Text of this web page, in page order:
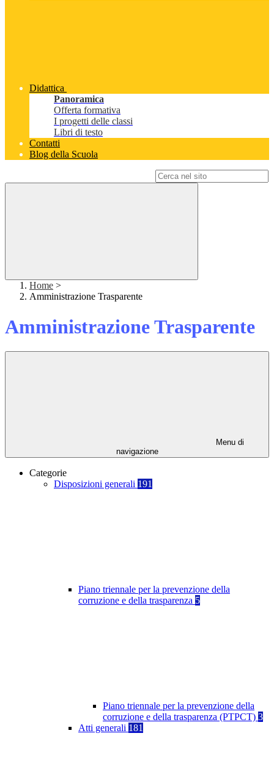
Didattica
Panoramica
Offerta formativa
I progetti delle classi
Libri di testo
Contatti
Blog della Scuola
Home >
Amministrazione Trasparente
Amministrazione Trasparente
Menu di
navigazione
Categorie
Disposizioni generali 191
Piano triennale per la prevenzione della
corruzione e della trasparenza 5
Piano triennale per la prevenzione della
corruzione e della trasparenza (PTPCT) 3
Atti generali 181